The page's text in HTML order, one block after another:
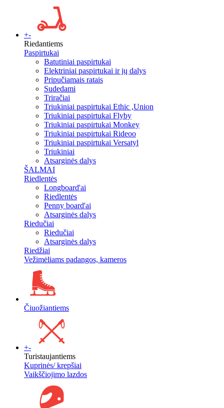
+-
Riedantiems
Paspirtukai
Batutiniai paspirtukai
Elektriniai paspirtukai ir jų dalys
Pripučiamais ratais
Sudedami
Triračiai
Triukiniai paspirtukai Ethic ,Union
Triukiniai paspirtukai Flyby
Triukiniai paspirtukai Monkey
Triukiniai paspirtukai Rideoo
Triukiniai paspirtukai Versatyl
Triukiniai
Atsarginės dalys
ŠALMAI
Riedlentės
Longboard'ai
Riedlentės
Penny board'ai
Atsarginės dalys
Riedučiai
Riedučiai
Atsarginės dalys
Riedžiai
Vežimėliams padangos, kameros
Čiuožiantiems
+-
Turistaujantiems
Kuprinės/ krepšiai
Vaikščiojimo lazdos